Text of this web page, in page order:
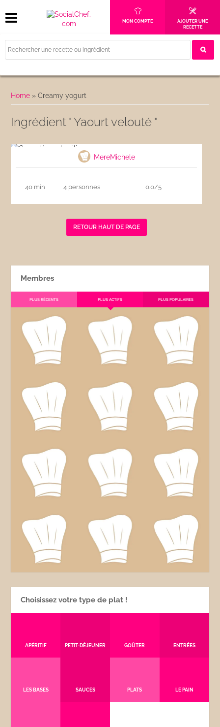
MON COMPTE
AJOUTER UNE
RECETTE
Home »Creamy yogurt
Ingrédient " Yaourt velouté "
MereMichele
40 min 4 personnes 0.0/5
RETOUR HAUT DE PAGE
Membres
PLUS RÉCENTS PLUS ACTIFS PLUS POPULAIRES
Choisissez votre type de plat !
APÉRITIF PETIT-DÉJEUNER GOÛTER ENTRÉES
LES BASES SAUCES PLATS LE PAIN